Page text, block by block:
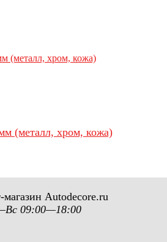
(металл, хром, кожа)
Autodecore.ru
09:00—18:00